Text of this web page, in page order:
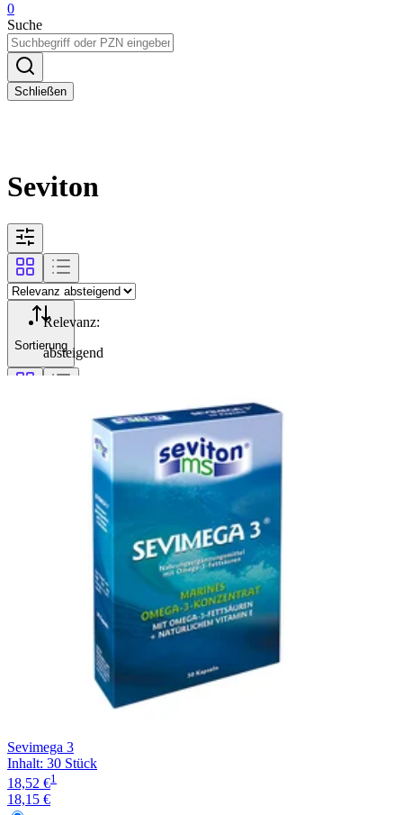
0
Suche
Schließen
Seviton
Sortierung
Relevanz:
absteigend
Sevimega 3
Inhalt: 30 Stück
18,52 €1
18,15 €